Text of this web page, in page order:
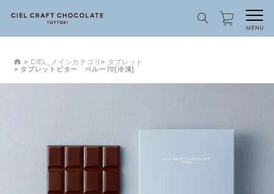
CIEL_メインカテゴリ
タブレット
タブレットビター ペルー70[冷凍]